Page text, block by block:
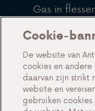
Gas in
Gas in tanks
Over ons
Acties
Events
Cookie-
De website van
cookies en
daarvan zijn strikt
website en
gebruiken